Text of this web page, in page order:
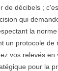
de décibels ;
qui
la norme
un protocole de
vos relevés en
pour la